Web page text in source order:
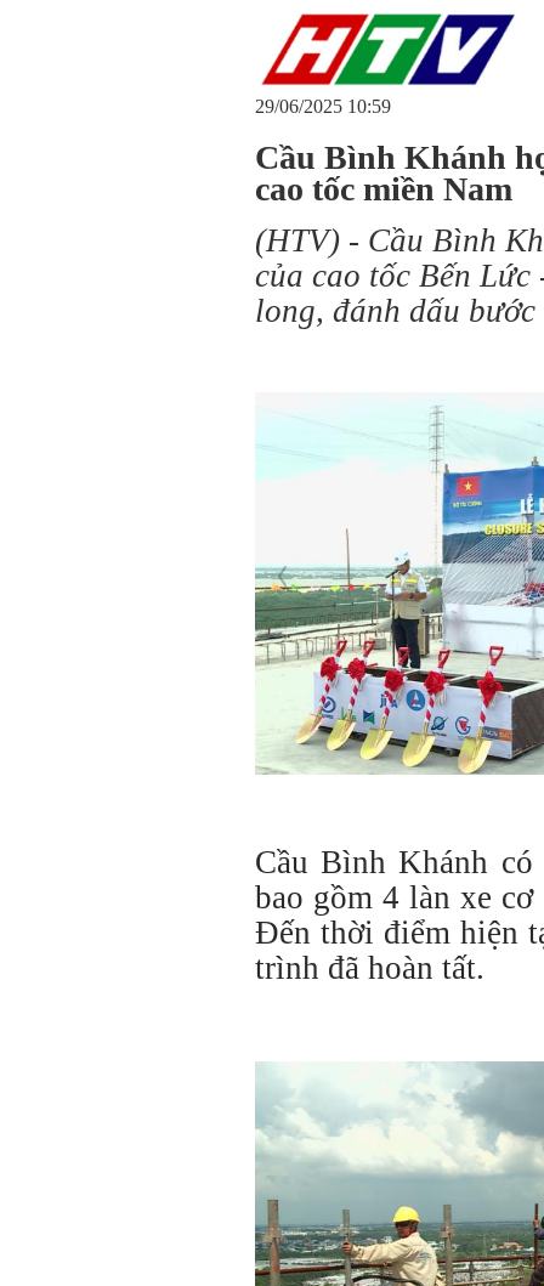
29/06/2025 10:59
Cầu Bình Khánh
cao tốc miền Nam
(HTV) - Cầu Bình
của cao tốc Bến
long, đánh dấu
Cầu Bình Khánh
bao gồm 4 làn xe
Đến thời điểm hiện
trình đã hoàn tất.